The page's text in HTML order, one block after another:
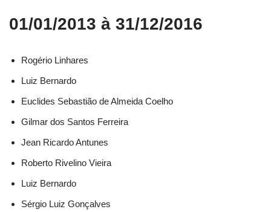
01/01/2013 à 31/12/2016
Rogério Linhares​
Luiz Bernardo​
Euclides Sebastião de Almeida Coelho​
Gilmar dos Santos Ferreira​
Jean Ricardo Antunes​
Roberto Rivelino Vieira​
Luiz Bernardo​
Sérgio Luiz Gonçalves​